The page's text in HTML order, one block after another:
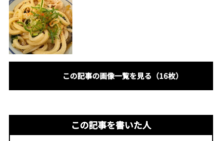
この記事の画像一覧を見る（16枚）
この記事を書いた人